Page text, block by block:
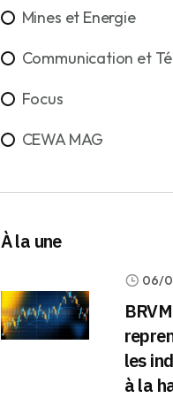
Mines et Energie
Communication et
Focus
CEWA MAG
À la une
06/
les
à la